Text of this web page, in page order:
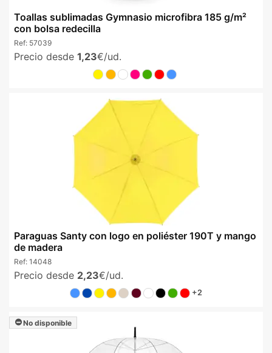
Toallas sublimadas Gymnasio microfibra 185 g/m²
con bolsa redecilla
Ref: 57039
Precio desde 1,23€/ud.
Paraguas Santy con logo en poliéster 190T y mango
de madera
Ref: 14048
Precio desde 2,23€/ud.
+2
No disponible